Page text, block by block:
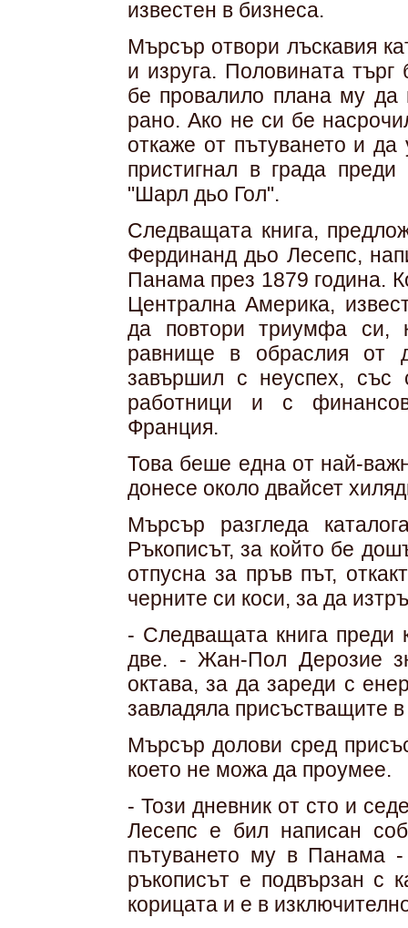
известен в бизнеса.
Мърсър отвори лъскавия
и изруга. Половината
бе провалило плана му да
рано. Ако не си бе
откаже от пътуването и да
пристигнал в града
"Шарл дьо Гол".
Следващата книга,
Фердинанд дьо Лесепс,
Панама през 1879 година.
Централна Америка,
да повтори триумфа си,
равнище в обраслия от
завършил с неуспех, със
работници и с
Франция.
Това беше една от най-
донесе около двайсет
Мърсър разгледа
Ръкописът, за който бе
отпусна за пръв път,
черните си коси, за да
- Следващата книга преди
две. - Жан-Пол Дерозие
октава, за да зареди с
завладяла присъстващите
Мърсър долови сред
което не можа да проумее.
- Този дневник от сто и
Лесепс е бил написан
пътуването му в Панама
ръкописът е подвързан с
корицата и е в